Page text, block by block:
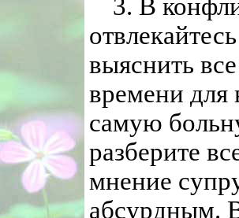
3. В
выяснить
времени для
самую
разберите
мнение
абсурдным.